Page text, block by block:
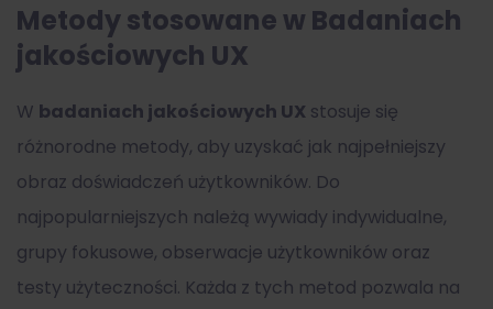
Metody stosowane w Badaniach
jakościowych UX
W badaniach jakościowych UX stosuje się
różnorodne metody, aby uzyskać jak najpełniejszy
obraz doświadczeń użytkowników. Do
najpopularniejszych należą wywiady indywidualne,
grupy fokusowe, obserwacje użytkowników oraz
testy użyteczności. Każda z tych metod pozwala na